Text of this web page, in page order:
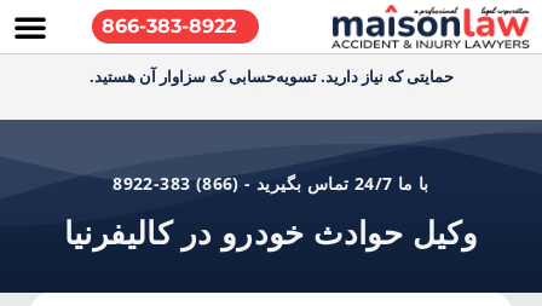
866-383-8922
حمایتی که نیاز دارید. تسویه‌حسابی که سزاوار آن هستید.
با ما 24/7 تماس بگیرید - (866) 383-8922
وکیل حوادث خودرو در کالیفرنیا